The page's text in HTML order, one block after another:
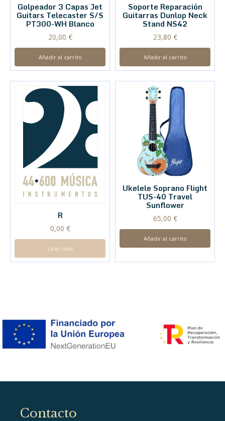
Golpeador 3 Capas Jet
Guitars Telecaster S/S
PT300-WH Blanco
20,00 €
Añadir al carrito
Soporte Reparación
Guitarras Dunlop Neck
Stand NS42
23,80 €
Añadir al carrito
R
0,00 €
Leer más
Ukelele Soprano Flight
TUS-40 Travel
Sunflower
65,00 €
Añadir al carrito
Contacto